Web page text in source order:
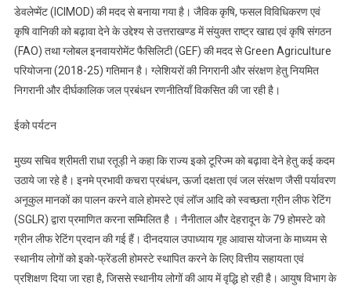
डेवलेप्मेंट (ICIMOD) की मदद से बनाया गया है। जैविक कृषि, फसल विविधिकरण एवं
कृषि वानिकी को बढ़ावा देने के उ‌द्देश्य से उत्तराखण्ड में संयुक्त राष्ट्र खाद्य एवं कृषि संगठन
(FAO) तथा ग्लोबल इनवायरोमेंट फैसिलिटी (GEF) की मदद से Green Agriculture
परियोजना (2018-25) गतिमान है। ग्लेशियरों की निगरानी और संरक्षण हेतु नियमित
निगरानी और दीर्घकालिक जल प्रबंधन रणनीतियाँ विकसित की जा रही है।
ईको पर्यटन
मुख्य सचिव श्रीमती राधा रतूड़ी ने कहा कि राज्य इको टूरिज्म को बढ़ावा देने हेतु कई कदम
उठाये जा रहे है। इनमे प्रभावी कचरा प्रबंधन, ऊर्जा दक्षता एवं जल संरक्षण जैसी पर्यावरण
अनूकुल मानकों का पालन करने वाले होमस्टे एवं लॉज आदि को स्वच्छता ग्रीन लीफ रेटिंग
(SGLR) द्वारा प्रमाणित करना सम्मिलित है । नैनीताल और देहरादून के 79 होमस्टे को
ग्रीन लीफ रेटिंग प्रदान की गई हैं। दीनदयाल उपाध्याय गृह आवास योजना के माध्यम से
स्थानीय लोगों को इको-फ्रेंडली होमस्टे स्थापित करने के लिए वित्तीय सहायता एवं
प्रशिक्षण दिया जा रहा है, जिससे स्थानीय लोगों की आय में वृद्धि हो रही है। आयुष विभाग के